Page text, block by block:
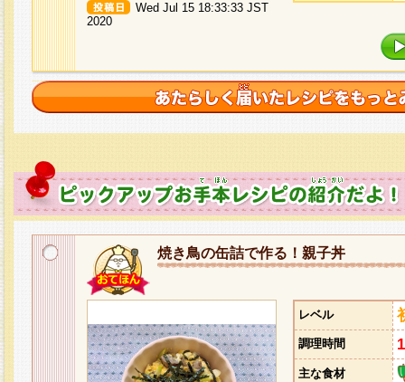
Wed Jul 15 18:33:33 JST
2020
焼き鳥の缶詰で作る！親子丼
レベル
調理時間
主な食材